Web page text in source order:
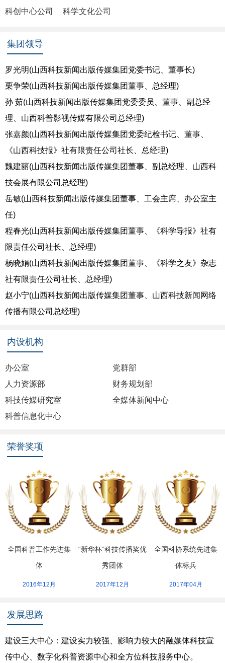
科创中心公司 科学文化公司
集团领导
罗光明(山西科技新闻出版传媒集团党委书记、董事长)
栗争荣(山西科技新闻出版传媒集团董事、总经理)
孙 茹(山西科技新闻出版传媒集团党委委员、董事、副总经
理、山西科普影视传媒有限公司总经理)
张嘉颜(山西科技新闻出版传媒集团党委纪检书记、董事、
《山西科技报》社有限责任公司社长、总经理)
魏建丽(山西科技新闻出版传媒集团董事、副总经理、山西科
技会展有限公司总经理)
岳敏(山西科技新闻出版传媒集团董事、工会主席、办公室主
任)
程春光(山西科技新闻出版传媒集团董事、《科学导报》社有
限责任公司社长、总经理)
杨晓娟(山西科技新闻出版传媒集团董事、《科学之友》杂志
社有限责任公司社长、总经理)
赵小宁(山西科技新闻出版传媒集团董事、山西科技新闻网络
传播有限公司总经理)
内设机构
办公室
党群部
人力资源部
财务规划部
科技传媒研究室
全媒体新闻中心
科普信息化中心
荣誉奖项
全国科普工作先进集
体
2016年12月
“新华杯”科技传播奖优
秀团体
2017年12月
全国科协系统先进集
体标兵
2017年04月
发展思路
建设三大中心：建设实力较强、影响力较大的融媒体科技宣
传中心、数字化科普资源中心和全方位科技服务中心。